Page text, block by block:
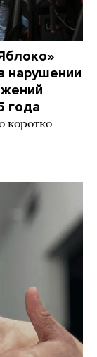
нарушении
года
коротко